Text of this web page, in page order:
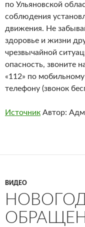
по Ульяновской
соблюдения
движения. Не
здоровье и жизни
чрезвычайной
опасность, звоните
«112» по
телефону (звонок
Источник Автор:
ВИДЕО